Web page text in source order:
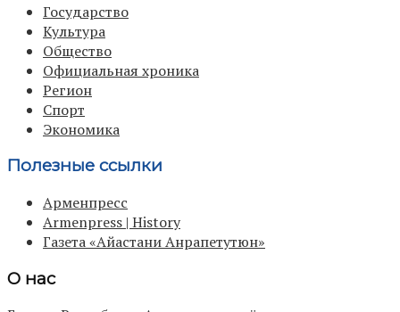
Государство
Культура
Общество
Официальная хроника
Регион
Спорт
Экономика
Полезные ссылки
Арменпресс
Armenpress | History
Газета «Айастани Анрапетутюн»
О нас